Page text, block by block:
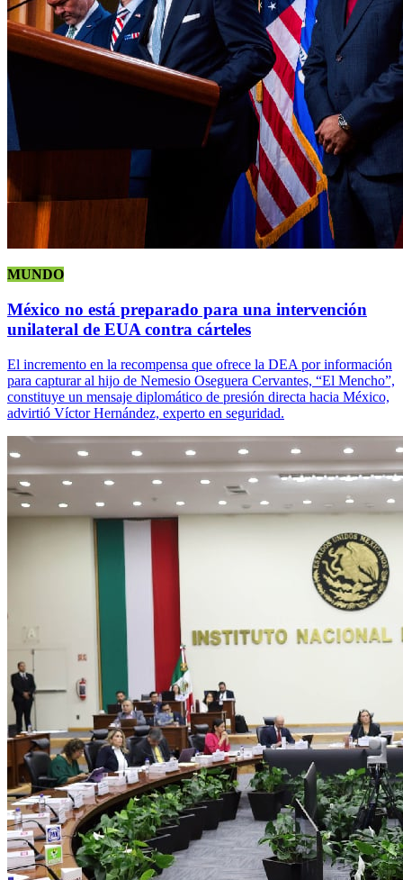
MUNDO
México no está preparado para una intervención
unilateral de EUA contra cárteles
El incremento en la recompensa que ofrece la DEA por información
para capturar al hijo de Nemesio Oseguera Cervantes, “El Mencho”,
constituye un mensaje diplomático de presión directa hacia México,
advirtió Víctor Hernández, experto en seguridad.